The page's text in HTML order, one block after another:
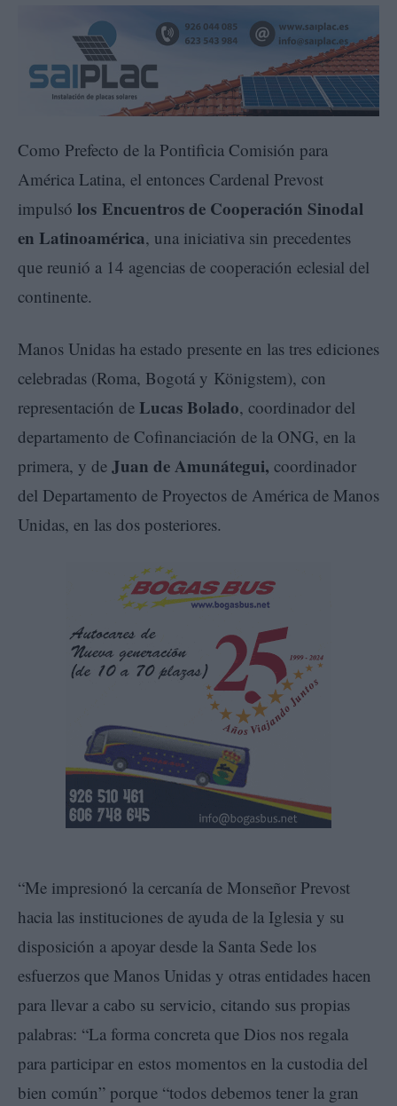
Como Prefecto de la Pontificia Comisión para
América Latina, el entonces Cardenal Prevost
impulsó los Encuentros de Cooperación Sinodal
en Latinoamérica, una iniciativa sin precedentes
que reunió a 14 agencias de cooperación eclesial del
continente.
Manos Unidas ha estado presente en las tres ediciones
celebradas (Roma, Bogotá y Königstem), con
representación de Lucas Bolado, coordinador del
departamento de Cofinanciación de la ONG, en la
primera, y de Juan de Amunátegui, coordinador
del Departamento de Proyectos de América de Manos
Unidas, en las dos posteriores.
“Me impresionó la cercanía de Monseñor Prevost
hacia las instituciones de ayuda de la Iglesia y su
disposición a apoyar desde la Santa Sede los
esfuerzos que Manos Unidas y otras entidades hacen
para llevar a cabo su servicio, citando sus propias
palabras: “La forma concreta que Dios nos regala
para participar en estos momentos en la custodia del
bien común” porque “todos debemos tener la gran